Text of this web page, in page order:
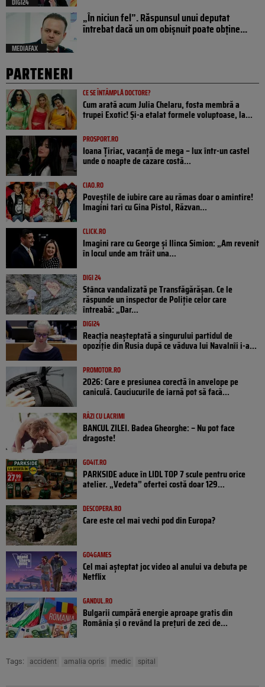
MEDIAFAX
„În niciun fel”. Răspunsul unui deputat
întrebat dacă un om obișnuit poate obține...
PARTENERI
CE SE ÎNTÂMPLĂ DOCTORE?
Cum arată acum Julia Chelaru, fosta membră a
trupei Exotic! Și-a etalat formele voluptoase, la...
PROSPORT.RO
Ioana Țiriac, vacanță de mega – lux într-un castel
unde o noapte de cazare costă...
CIAO.RO
Poveştile de iubire care au rămas doar o amintire!
Imagini tari cu Gina Pistol, Răzvan...
CLICK.RO
Imagini rare cu George și Ilinca Simion: „Am revenit
în locul unde am trăit una...
DIGI 24
Stânca vandalizată pe Transfăgărășan. Ce le
răspunde un inspector de Poliție celor care
întreabă: „Dar...
DIGI24
Reacția neașteptată a singurului partidul de
opoziţie din Rusia după ce văduva lui Navalnîi i-a...
PROMOTOR.RO
2026: Care e presiunea corectă în anvelope pe
caniculă. Cauciucurile de iarnă pot să facă...
RÂZI CU LACRIMI
BANCUL ZILEI. Badea Gheorghe: – Nu pot face
dragoste!
GO4IT.RO
PARKSIDE aduce în LIDL TOP 7 scule pentru orice
atelier. „Vedeta” ofertei costă doar 129...
DESCOPERA.RO
Care este cel mai vechi pod din Europa?
GO4GAMES
Cel mai așteptat joc video al anului va debuta pe
Netflix
GANDUL.RO
Bulgarii cumpără energie aproape gratis din
România și o revând la prețuri de zeci de...
Tags: accident amalia opris medic spital